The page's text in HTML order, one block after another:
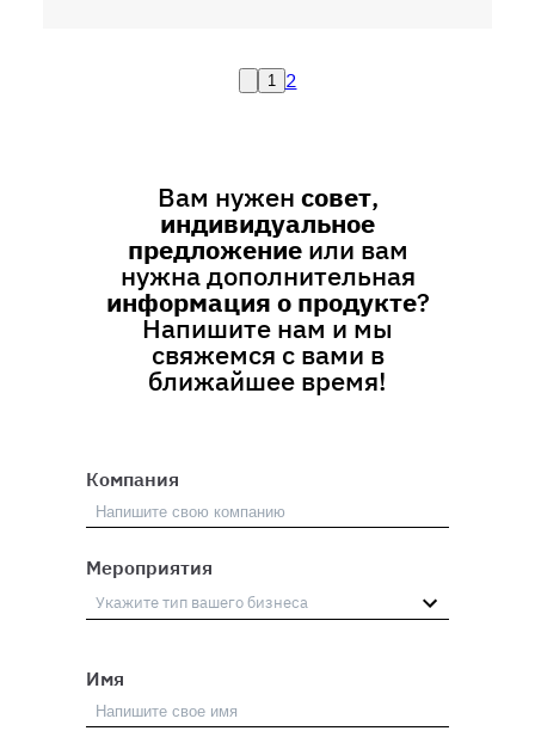
1 2
Вам нужен совет,
индивидуальное
предложение или вам
нужна дополнительная
информация о продукте?
Напишите нам и мы
свяжемся с вами в
ближайшее время!
Компания
Мероприятия
Имя